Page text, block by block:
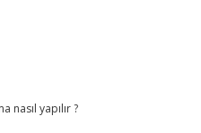
nasıl yapılır ?